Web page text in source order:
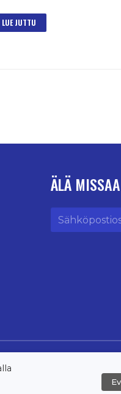
LUE JUTTU
ÄLÄ